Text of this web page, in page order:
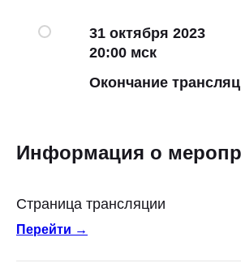
31 октября 2023
20:00 мск
Окончание
Информация о
Страница трансляции
Перейти →